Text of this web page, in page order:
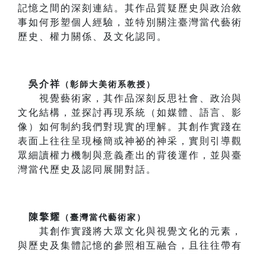
記憶之間的深刻連結。其作品質疑歷史與政治敘
事如何形塑個人經驗，並特別關注臺灣當代藝術
歷史、權力關係、及文化認同。
吳介祥 （彰師大美術系教授）
視覺藝術家，其作品深刻反思社會、政治與
文化結構，並探討再現系統（如媒體、語言、影
像）如何制約我們對現實的理解。其創作實踐在
表面上往往呈現極簡或神祕的神采，實則引導觀
眾細讀權力機制與意義產出的背後運作，並與臺
灣當代歷史及認同展開對話。
陳擎耀 （臺灣當代藝術家）
其創作實踐將大眾文化與視覺文化的元素，
與歷史及集體記憶的參照相互融合，且往往帶有